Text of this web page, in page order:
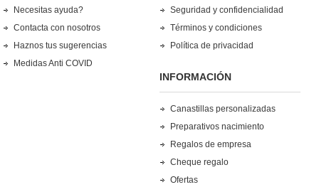
Necesitas ayuda?
Contacta con nosotros
Haznos tus sugerencias
Medidas Anti COVID
Seguridad y confidencialidad
Términos y condiciones
Política de privacidad
INFORMACIÓN
Canastillas personalizadas
Preparativos nacimiento
Regalos de empresa
Cheque regalo
Ofertas